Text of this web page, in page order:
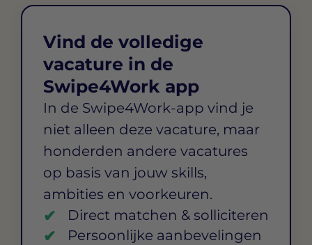
Vind de volledige
vacature in de
Swipe4Work app
In de Swipe4Work-app vind je
niet alleen deze vacature, maar
honderden andere vacatures
op basis van jouw skills,
ambities en voorkeuren.
Direct matchen & solliciteren
Persoonlijke aanbevelingen